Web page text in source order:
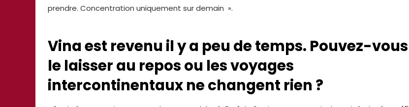
prendre. Concentration uniquement sur demain ».
Vina est revenu il y a peu de temps. Pouvez-vous
le laisser au repos ou les voyages
intercontinentaux ne changent rien ?